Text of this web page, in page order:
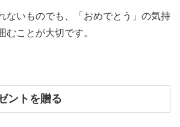
ないものでも、「おめでとう」の気持
むことが大切です。
ントを贈る